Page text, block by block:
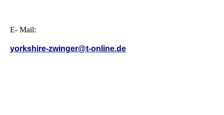
E- Mail:
yorkshire-zwinger@t-online.de